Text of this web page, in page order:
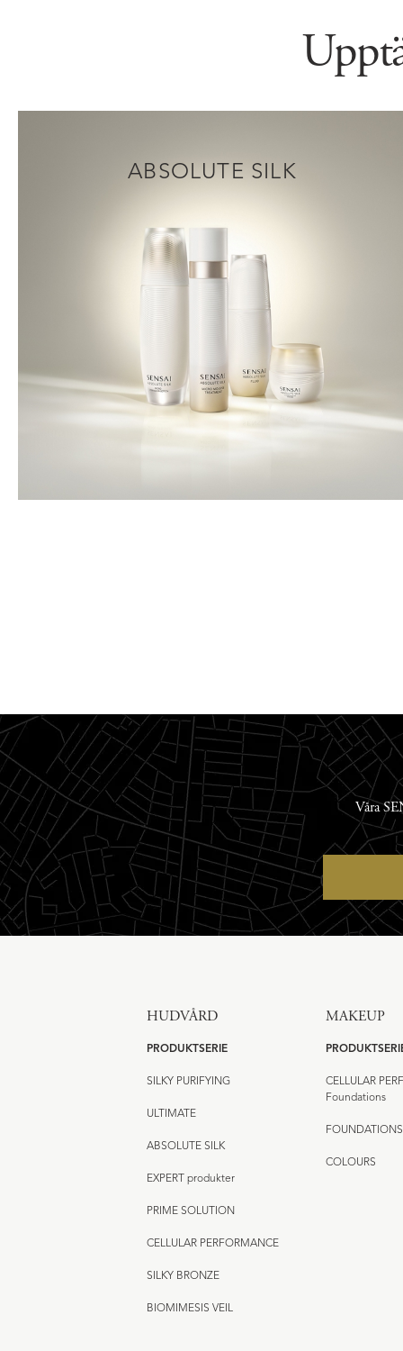
ABSOLUTE SILK
UPPTÄCK
Våra
HUDVÅRD
PRODUKTSERIE
SILKY PURIFYING
ULTIMATE
ABSOLUTE SILK
EXPERT produkter
PRIME SOLUTION
CELLULAR PERFORMANCE
SILKY BRONZE
BIOMIMESIS VEIL
MAKEUP
CELLULAR
Foundations
FOUNDATIONS
COLOURS